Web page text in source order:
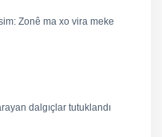
Zonê ma xo vira meke
dalgıçlar tutuklandı